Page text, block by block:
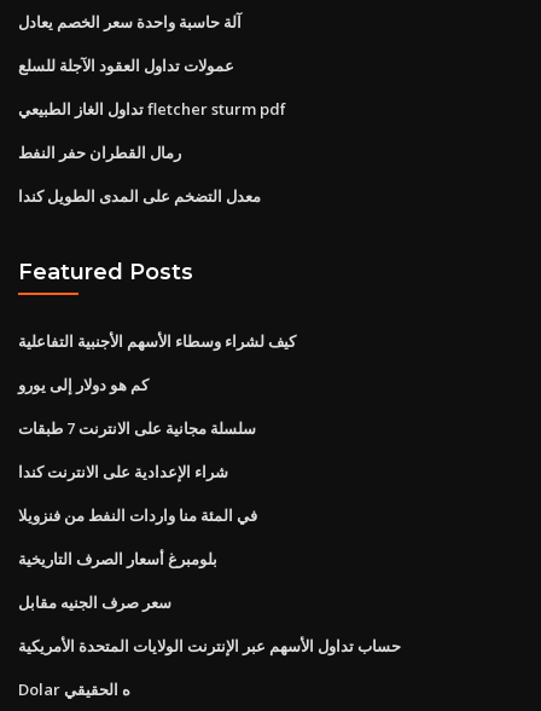
آلة حاسبة واحدة سعر الخصم يعادل
عمولات تداول العقود الآجلة للسلع
تداول الغاز الطبيعي fletcher sturm pdf
رمال القطران حفر النفط
معدل التضخم على المدى الطويل كندا
Featured Posts
كيف لشراء وسطاء الأسهم الأجنبية التفاعلية
كم هو دولار إلى يورو
سلسلة مجانية على الانترنت 7 طبقات
شراء الإعدادية على الانترنت كندا
في المئة منا واردات النفط من فنزويلا
بلومبرغ أسعار الصرف التاريخية
سعر صرف الجنيه مقابل
حساب تداول الأسهم عبر الإنترنت الولايات المتحدة الأمريكية
Dolar ه الحقيقي